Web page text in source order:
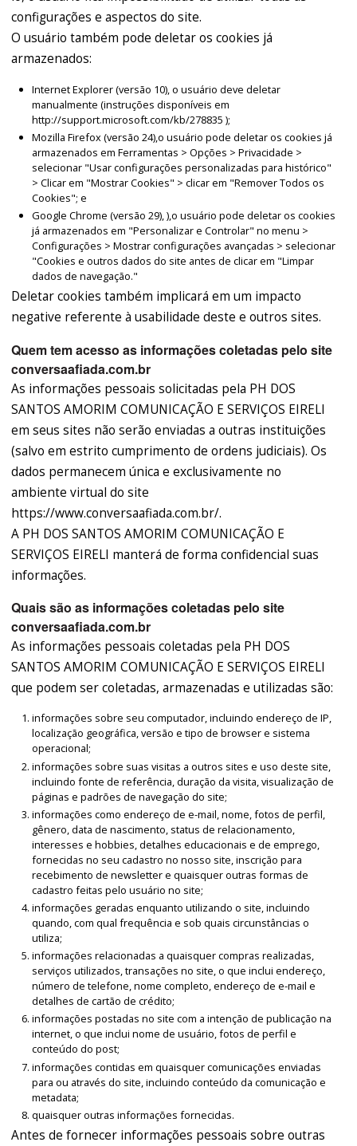
configurações e aspectos do site.
O usuário também pode deletar os cookies já
armazenados:
Internet Explorer (versão 10), o usuário deve deletar
manualmente (instruções disponíveis em
http://support.microsoft.com/kb/278835 );
Mozilla Firefox (versão 24),o usuário pode deletar os cookies já
armazenados em Ferramentas > Opções > Privacidade >
selecionar "Usar configurações personalizadas para histórico"
> Clicar em "Mostrar Cookies" > clicar em "Remover Todos os
Cookies"; e
Google Chrome (versão 29), ),o usuário pode deletar os cookies
já armazenados em "Personalizar e Controlar" no menu >
Configurações > Mostrar configurações avançadas > selecionar
"Cookies e outros dados do site antes de clicar em "Limpar
dados de navegação."
Deletar cookies também implicará em um impacto
negative referente à usabilidade deste e outros sites.
Quem tem acesso as informações coletadas pelo site
conversaafiada.com.br
As informações pessoais solicitadas pela PH DOS
SANTOS AMORIM COMUNICAÇÃO E SERVIÇOS EIRELI
em seus sites não serão enviadas a outras instituições
(salvo em estrito cumprimento de ordens judiciais). Os
dados permanecem única e exclusivamente no
ambiente virtual do site
https://www.conversaafiada.com.br/.
A PH DOS SANTOS AMORIM COMUNICAÇÃO E
SERVIÇOS EIRELI manterá de forma confidencial suas
informações.
Quais são as informações coletadas pelo site
conversaafiada.com.br
As informações pessoais coletadas pela PH DOS
SANTOS AMORIM COMUNICAÇÃO E SERVIÇOS EIRELI
que podem ser coletadas, armazenadas e utilizadas são:
informações sobre seu computador, incluindo endereço de IP,
localização geográfica, versão e tipo de browser e sistema
operacional;
informações sobre suas visitas a outros sites e uso deste site,
incluindo fonte de referência, duração da visita, visualização de
páginas e padrões de navegação do site;
informações como endereço de e-mail, nome, fotos de perfil,
gênero, data de nascimento, status de relacionamento,
interesses e hobbies, detalhes educacionais e de emprego,
fornecidas no seu cadastro no nosso site, inscrição para
recebimento de newsletter e quaisquer outras formas de
cadastro feitas pelo usuário no site;
informações geradas enquanto utilizando o site, incluindo
quando, com qual frequência e sob quais circunstâncias o
utiliza;
informações relacionadas a quaisquer compras realizadas,
serviços utilizados, transações no site, o que inclui endereço,
número de telefone, nome completo, endereço de e-mail e
detalhes de cartão de crédito;
informações postadas no site com a intenção de publicação na
internet, o que inclui nome de usuário, fotos de perfil e
conteúdo do post;
informações contidas em quaisquer comunicações enviadas
para ou através do site, incluindo conteúdo da comunicação e
metadata;
quaisquer outras informações fornecidas.
Antes de fornecer informações pessoais sobre outras